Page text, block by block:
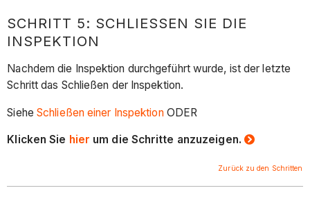
SCHRITT 5: SCHLIESSEN SIE DIE I
NSPEKTION
Nachdem die Inspektion durchgeführt wurde, ist der letzte
Schritt das Schließen der Inspektion.
Siehe Schließen einer InspektionODER
Klicken Sie hier um die Schritte anzuzeigen.
Zurück zu den Schritten